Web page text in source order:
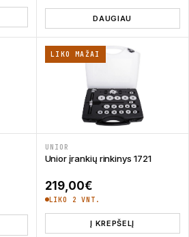
DAUGIAU
LIKO MAŽAI
UNIOR
Unior įrankių rinkinys 1721
219,00€
LIKO 2 VNT.
Į KREPŠELĮ